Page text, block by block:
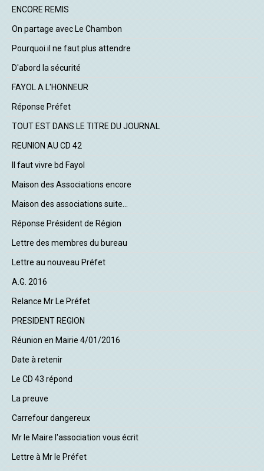
ENCORE REMIS
On partage avec Le Chambon
Pourquoi il ne faut plus attendre
D'abord la sécurité
FAYOL A L'HONNEUR
Réponse Préfet
TOUT EST DANS LE TITRE DU JOURNAL
REUNION AU CD 42
Il faut vivre bd Fayol
Maison des Associations encore
Maison des associations suite...
Réponse Président de Région
Lettre des membres du bureau
Lettre au nouveau Préfet
A.G. 2016
Relance Mr Le Préfet
PRESIDENT REGION
Réunion en Mairie 4/01/2016
Date à retenir
Le CD 43 répond
La preuve
Carrefour dangereux
Mr le Maire l'association vous écrit
Lettre à Mr le Préfet